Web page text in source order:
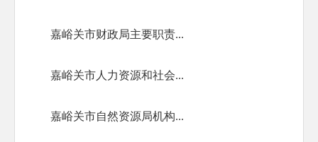
嘉峪关市财政局主要职责...
嘉峪关市人力资源和社会...
嘉峪关市自然资源局机构...